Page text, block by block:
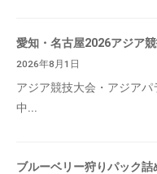
愛知・名古屋2026アジア
2026年8月1日
アジア競技大会・アジア
中...
ブルーベリー狩りパック